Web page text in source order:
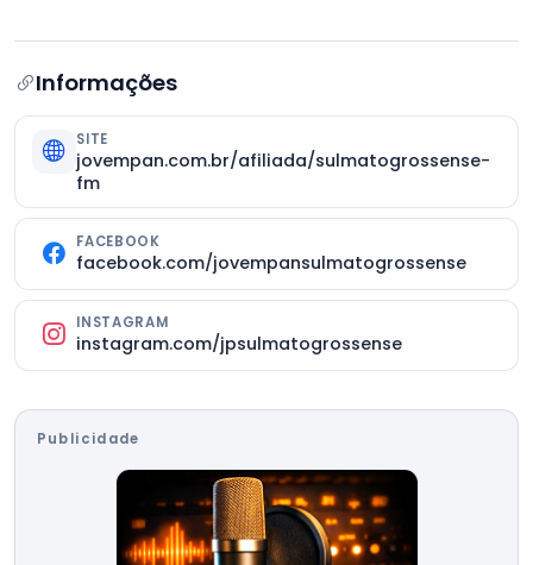
Informações
SITE
jovempan.com.br/afiliada/sulmatogrossense-
fm
FACEBOOK
facebook.com/jovempansulmatogrossense
INSTAGRAM
instagram.com/jpsulmatogrossense
Publicidade